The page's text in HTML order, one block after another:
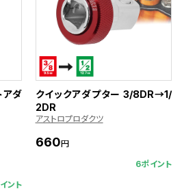
アダ
ント
クイックアダプター 3/8DR→1/
2DR
アストロプロダクツ
660円
6ポイント